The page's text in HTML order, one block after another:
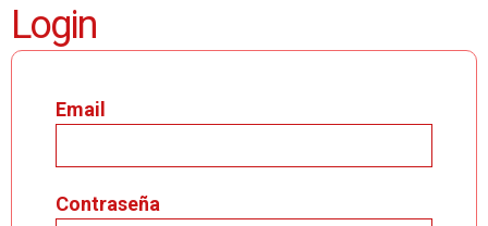
Login
Email
Contraseña